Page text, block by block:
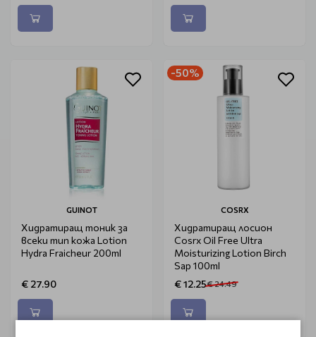
GUINOT
Хидратиращ тоник за
всеки тип кожа Lotion
Hydra Fraicheur 200ml
€ 27.90
-50%
COSRX
Хидратиращ лосион
Cosrx Oil Free Ultra
Moisturizing Lotion Birch
Sap 100ml
€ 12.25€ 24.49